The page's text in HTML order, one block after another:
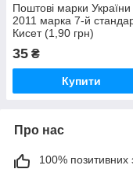
Поштові марки України
2011 марка 7-й
Кисет (1,90 грн)
35 ₴
Купити
Про нас
100% позитивних